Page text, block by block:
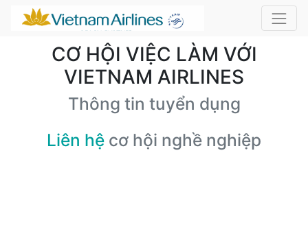
CƠ HỘI VIỆC LÀM VỚI
VIETNAM AIRLINES
Thông tin tuyển dụng
Liên hệ cơ hội nghề nghiệp